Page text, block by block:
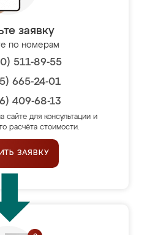
заявку
по номерам
511-89-55
665-24-01
409-68-13
сайте для консультации и
расчёта стоимости.
ЗАЯВКУ